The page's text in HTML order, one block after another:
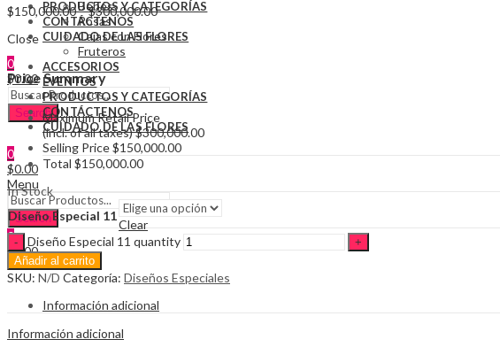
PRODUCTOS Y CATEGORÍAS
CONTÁCTENOS
CUIDADO DE LAS FLORES
0
$0.00
Search
Bebés
Rosas
Cajas con Flores
Fruteros
ACCESORIOS
EVENTOS
PRODUCTOS Y CATEGORÍAS
CONTÁCTENOS
CUIDADO DE LAS FLORES
0
$0.00
Menu
Search
0
$0.00
$150,000.00–$300,000.00
Close
Price Summary
Maximum Retail Price
(incl. of all taxes)$300,000.00
Selling Price$150,000.00
Total $150,000.00
In Stock
Diseño Especial 11
Clear
Diseño Especial 11 quantity
Añadir al carrito
SKU: N/D Categoría: Diseños Especiales
Información adicional
Información adicional